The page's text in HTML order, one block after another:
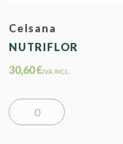
Celsana
NUTRIFLOR
30,60 €IVA INCL.